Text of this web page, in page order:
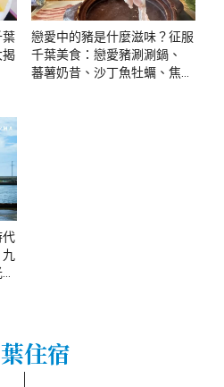
葉
揭
戀愛中的豬是什麼滋味？征服
千葉美食：戀愛豬涮涮鍋、
蕃薯奶昔、沙丁魚牡蠣、焦香
代
住宿